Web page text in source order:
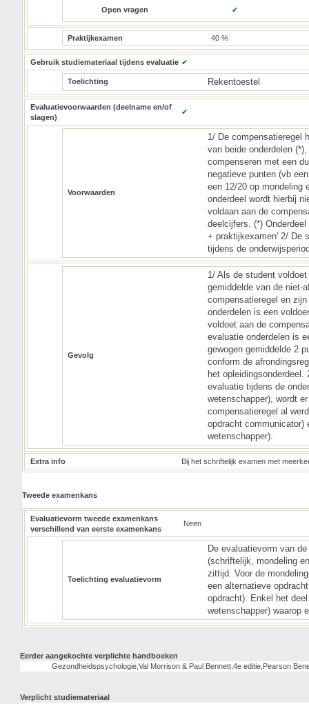
Open vragen ✔
Praktijkexamen 40 %
Gebruik studiemateriaal tijdens evaluatie ✔
Toelichting Rekentoestel
Evaluatievoorwaarden (deelname en/of
slagen)
✔
Voorwaarden
1/ De compensatieregel
van beide onderdelen
compenseren met een
negatieve punten (vb
een 12/20 op mondeling
onderdeel wordt hierbij
voldaan aan de
deelcijfers. (*)
+ praktijkexamen' 2/ De
tijdens de
Gevolg
1/ Als de student
gemiddelde van de niet-
compensatieregel en
onderdelen is een
voldoet aan de
evaluatie onderdelen is
gewogen gemiddelde 2
conform de
het
evaluatie tijdens de
wetenschapper), wordt
compensatieregel al
opdracht communicator)
wetenschapper).
Extra info Bij het schriftelijk examen met
Tweede examenkans
Evaluatievorm tweede examenkans
verschillend van eerste examenkans
Neen
Toelichting evaluatievorm
De evaluatievorm van
(schriftelijk, mondeling
zittijd. Voor de
een alternatieve
opdracht). Enkel het
wetenschapper) waarop
Eerder aangekochte verplichte handboeken
Gezondheidspsychologie,Val Morrison & Paul Bennett,4e editie,Pearson
Verplicht studiemateriaal